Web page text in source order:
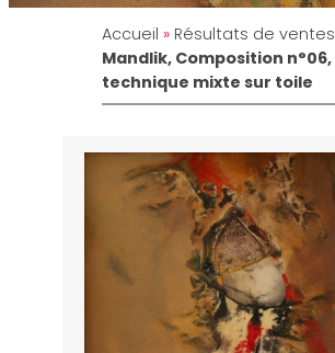
Accueil » Résultats de ventes
Mandlik, Composition n°06,
technique mixte sur toile